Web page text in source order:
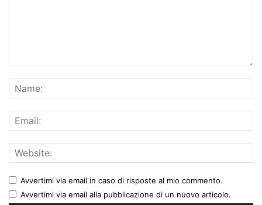
Avvertimi via email in caso di risposte al mio commento.
Avvertimi via email alla pubblicazione di un nuovo articolo.